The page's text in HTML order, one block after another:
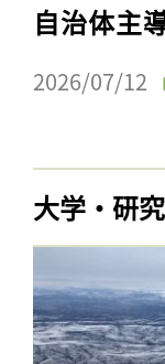
自治体主
2026/07/12
大学・研